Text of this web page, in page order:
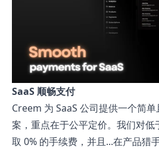
SaaS 顺畅支付
Creem 为 SaaS 公司提供一个简
案，重点在于公平定价。我们对低
取 0% 的手续费，并且...在产品猎